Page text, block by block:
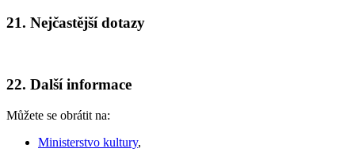
21. Nejčastější dotazy
22. Další informace
Můžete se obrátit na:
Ministerstvo kultury,